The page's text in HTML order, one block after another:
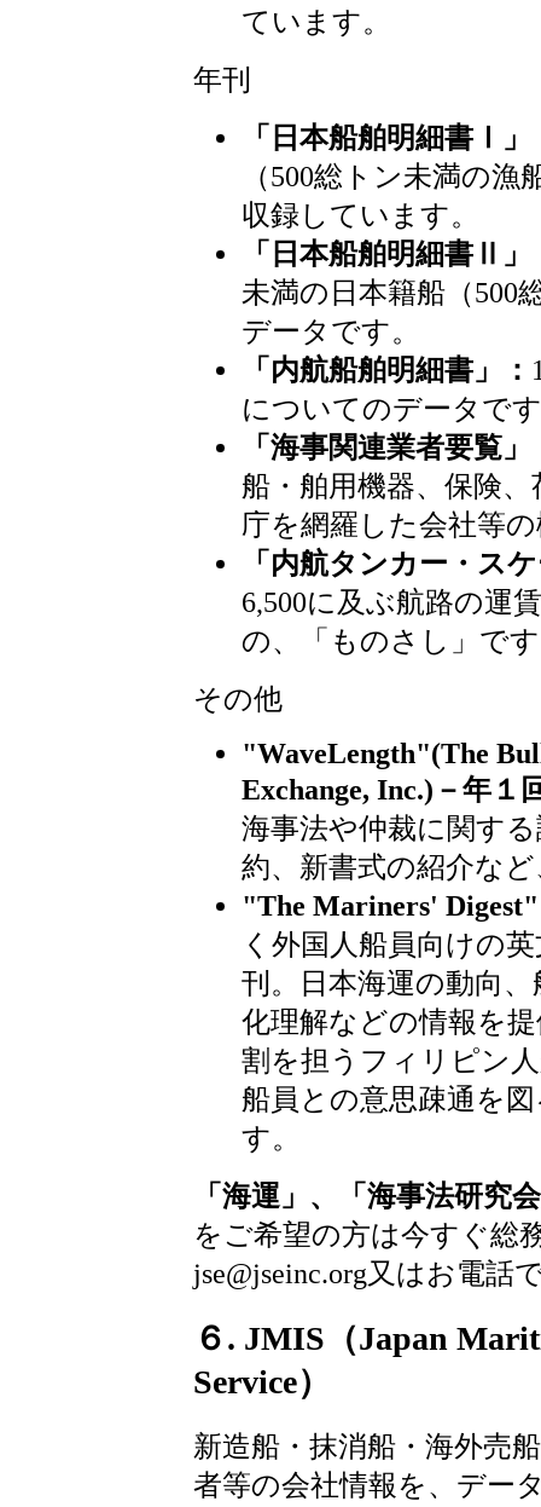
ています。
年刊
「日本船舶明細書Ⅰ」
（500総トン未満の
収録しています。
「日本船舶明細書Ⅱ」
未満の日本籍船（500
データです。
「内航船舶明細書」：
についてのデータで
「海事関連業者要覧」
船・舶用機器、保険
庁を網羅した会社等
「内航タンカー・ス
6,500に及ぶ航路の運
の、「ものさし」で
その他
"WaveLength"(The
Exchange, Inc.)－年１
海事法や仲裁に関す
約、新書式の紹介な
"The Mariners'
く外国人船員向けの
刊。日本海運の動向
化理解などの情報を
割を担うフィリピン
船員との意思疎通を
す。
「海運」、「海事法研究
をご希望の方は今すぐ総
jse@jseinc.org又はお電話
６. JMIS（Japan
Service）
新造船・抹消船・海外売
者等の会社情報を、デー